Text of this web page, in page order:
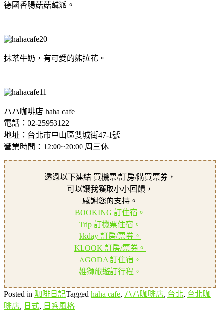
德國香腸菇菇鹹派。
抹茶牛奶，有可愛的熊拉花。
ハハ咖啡店 haha cafe
電話：02-25953122
地址：台北市中山區雙城街47-1號
營業時間：12:00~20:00 周三休
透過以下連結 買機票/訂房/購買票券，
可以讓我獲取小小回饋，
感謝您的支持。
BOOKING 訂住宿。
Trip 訂機票住宿。
kkday 訂房/票券。
KLOOK 訂房/票券。
AGODA 訂住宿。
雄獅旅遊訂行程。
Posted in 咖啡日記Tagged haha cafe, ハハ咖啡店, 台北, 台北咖
啡店, 日式, 日系風格